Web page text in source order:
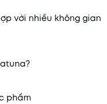
với nhiều không gian
phẩm